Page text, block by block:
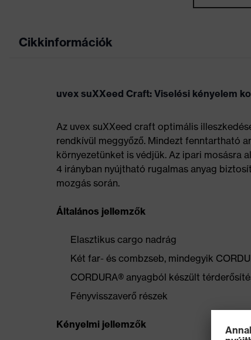
Cikkinformációk
uvex suXXeed Craft: Viselési kényelem
Az uvex suXXeed craft optimális
rendkívül meggyőző. Mindezt fenntartható
környezetünket is védjük. Az ipari mosásra
4 irányban nyújtható rugalmas anyag
mozgás során.
Általános jellemzők
Elasztikus cargo nadrág
Két far- és combzseb, mindegyik
CORDURA® anyagból készült
Fényvisszaverő részek
Kényelmi jellemzők